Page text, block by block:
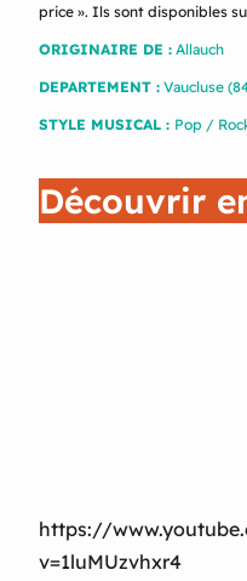
price ». Ils sont disponibles
ORIGINAIRE DE : Allauch
DEPARTEMENT : Vaucluse
STYLE MUSICAL : Pop /
Découvrir
https://
v=1luMUzvhxr4